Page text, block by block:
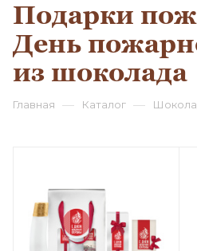
Подарки
День
из шоколада
Главная — Каталог —